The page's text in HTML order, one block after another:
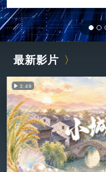
最新影片
3:49